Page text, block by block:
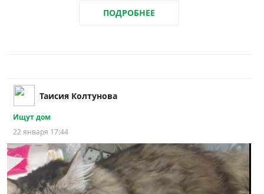
ПОДРОБНЕЕ
Таисия Колтунова
Ищут дом
22 января 17:44